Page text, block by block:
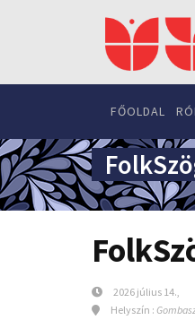
FŐOLDAL
2026 július 14.,
Helyszín :